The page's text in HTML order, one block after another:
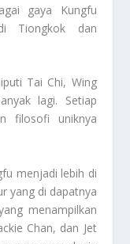
gaya Kungfu
Tiongkok dan
Tai Chi, Wing
lagi. Setiap
filosofi uniknya
menjadi lebih di
yang di dapatnya
menampilkan
Chan, dan Jet